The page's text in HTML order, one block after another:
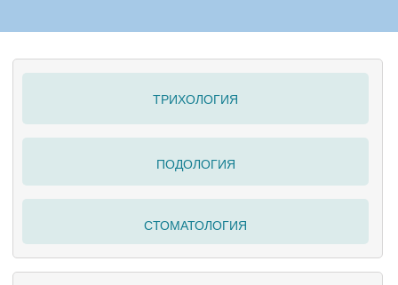
ПОЛЕЗНО
ТРИХОЛОГИЯ
ПОДОЛОГИЯ
СТОМАТОЛОГИЯ